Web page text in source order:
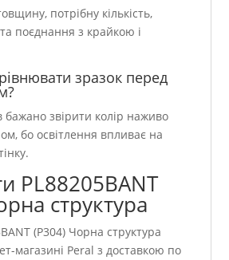
потрібну кількість,
поєднання з крайкою і
зразок перед
бажано звірити колір наживо
бо освітлення впливає на
PL88205BANT
структура
(P304) Чорна структура
магазині Peral з доставкою по